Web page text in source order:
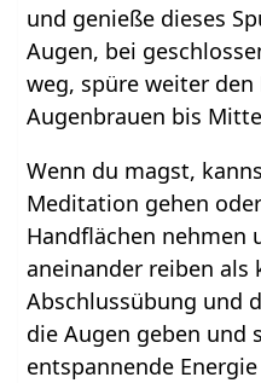
und genieße dieses
Augen, bei
weg, spüre weiter
Augenbrauen bis
Wenn du magst,
Meditation gehen
Handflächen nehmen
aneinander reiben als
Abschlussübung und
die Augen geben und
entspannende